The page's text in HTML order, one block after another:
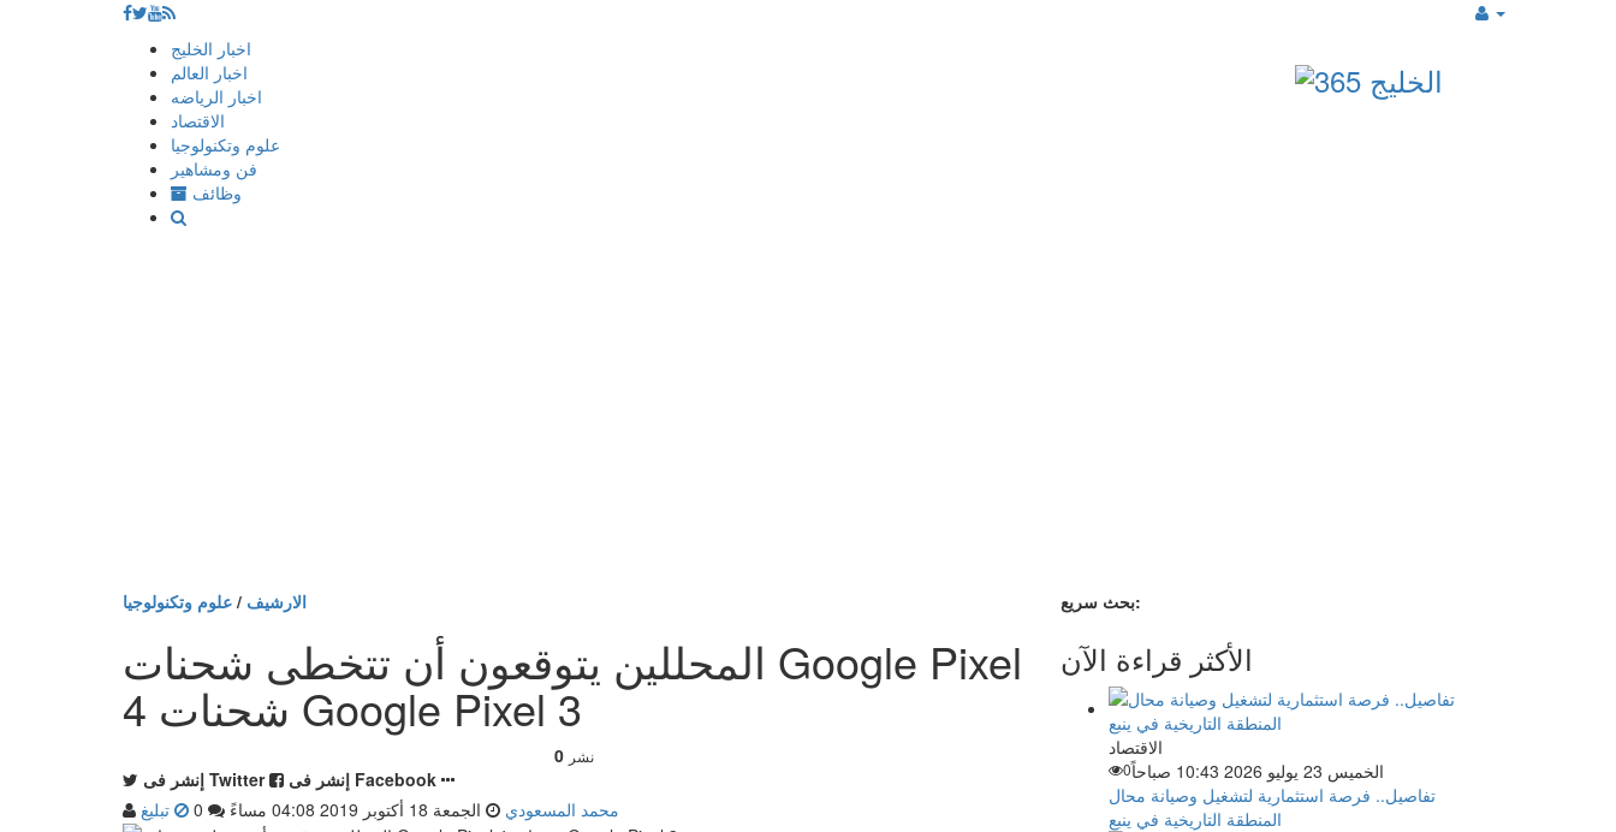
إذهب
المحتوى
اخبار الخليج
اخبار العالم
اخبار الرياضه
الاقتصاد
علوم وتكنولوجيا
فن ومشاهير
وظائف
الارشيف / علوم وتكنولوجيا
المحللين يتوقعون أن تتخطى شحنات Google Pixel
4 شحنات Google Pixel 3
0 نشر
إنشر فى Twitter
إنشر فى Facebook
محمد المسعودي
الجمعة 18 أكتوبر 2019 04:08 مساءً تبليغ
بحث سريع:
الأكثر قراءة الآن
الاقتصاد
الخميس 23 يوليو 2026 10:43 صباحاً
0
تفاصيل.. فرصة استثمارية لتشغيل وصيانة محال
المنطقة التاريخية في ينبع